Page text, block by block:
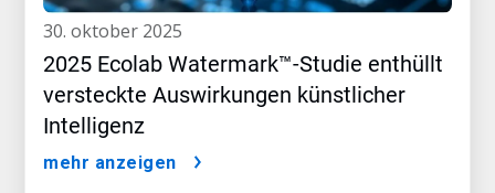
30. oktober 2025
2025 Ecolab Watermark™-Studie enthüllt
versteckte Auswirkungen künstlicher
Intelligenz
mehr anzeigen